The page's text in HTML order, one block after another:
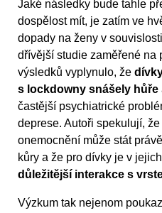
Jaké následky bude tahle
dospělost mít, je zatím ve
dopady na ženy v
dřívější studie zaměřené na
výsledků vyplynulo, že
s lockdowny snášely hůře
častější psychiatrické
deprese. Autoři spekulují,
onemocnění může stát
kůry a že pro dívky je v
důležitější interakce s
Výzkum tak nejenom